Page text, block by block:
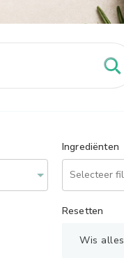
Ingrediënten
Resetten
Wis alles